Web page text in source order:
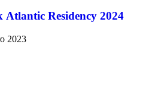
Residency 2024
2023